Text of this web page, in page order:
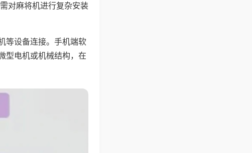
对麻将机进行复杂安装
等设备连接。手机端软
型电机或机械结构，在